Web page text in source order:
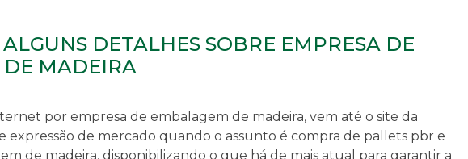
DETALHES SOBRE EMPRESA DE
MADEIRA
por empresa de embalagem de madeira, vem até o site da
expressão de mercado quando o assunto é compra de pallets pbr e
de madeira, disponibilizando o que há de mais atual para garantir a